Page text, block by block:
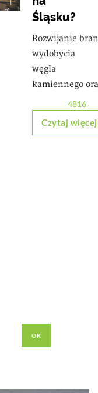
Śląsku?
Rozwijanie
wydobycia
węgla
kamiennego
4816
Czytaj więcej